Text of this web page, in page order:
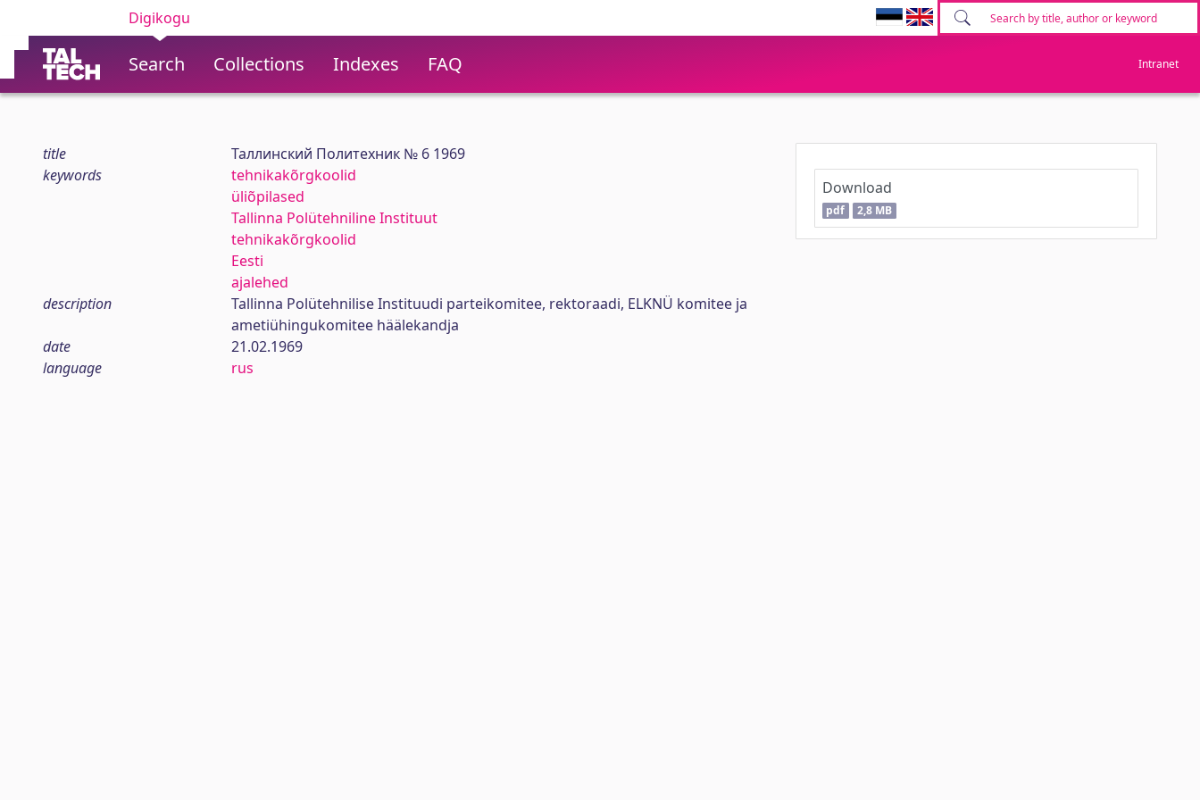
Digikogu
Search Collections Indexes FAQ Intranet
title
Таллинский Политехник № 6 1969
keywords
tehnikakõrgkoolid
üliõpilased
Tallinna Polütehniline Instituut
tehnikakõrgkoolid
Eesti
ajalehed
description
Tallinna Polütehnilise Instituudi parteikomitee, rektoraadi, ELKNÜ komitee ja
ametiühingukomitee häälekandja
date
21.02.1969
language
rus
Download
pdf 2,8 MB